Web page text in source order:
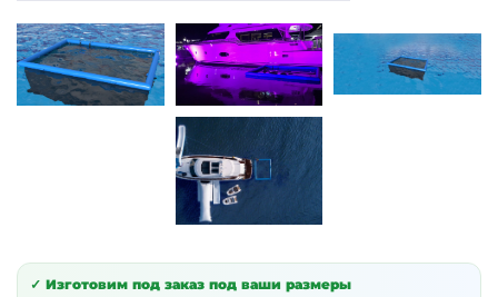
✓ Изготовим под заказ под ваши размеры